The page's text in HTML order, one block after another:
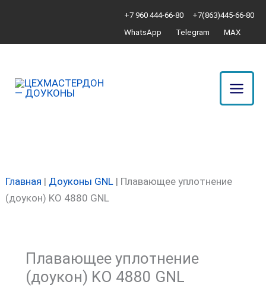
содержимому
+7 960 444-66-80
+7(863)445-66-80
WhatsApp
Telegram MAX
Главная | Доуконы GNL | Плавающее уплотнение
(доукон) KO 4880 GNL
Плавающее уплотнение
(доукон) KO 4880 GNL
Плавающее
KO